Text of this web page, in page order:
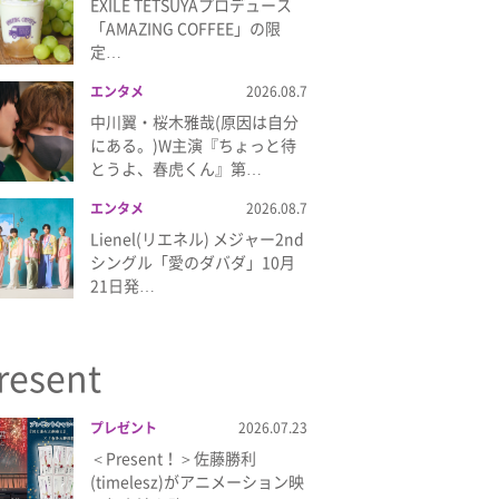
EXILE TETSUYAプロデュース
「AMAZING COFFEE」の限
定…
エンタメ 2026.08.7
中川翼・桜木雅哉(原因は自分
にある。)W主演『ちょっと待
とうよ、春虎くん』第…
エンタメ 2026.08.7
Lienel(リエネル) メジャー2nd
シングル「愛のダバダ」10月
21日発…
プレゼント 2026.07.23
＜Present！＞佐藤勝利
(timelesz)がアニメーション映